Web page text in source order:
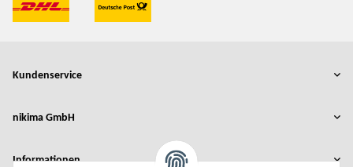
Kundenservice
nikima GmbH
Informationen